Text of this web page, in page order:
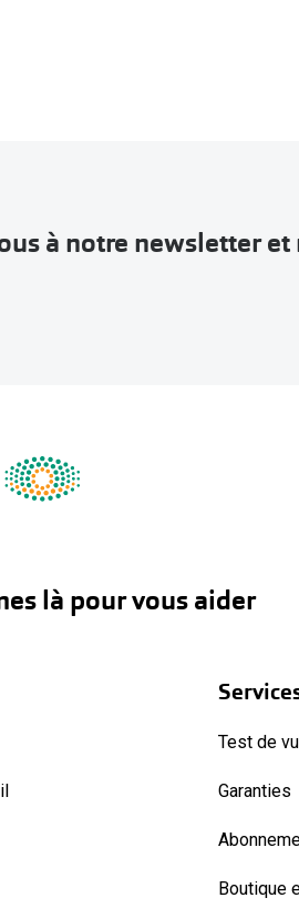
à notre newsletter et
là pour vous aider
Test de
Garanties
Boutique